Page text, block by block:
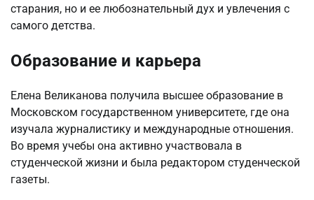
старания, но и ее любознательный дух и увлечения с
самого детства.
Образование и карьера
Елена Великанова получила высшее образование в
Московском государственном университете, где она
изучала журналистику и международные отношения.
Во время учебы она активно участвовала в
студенческой жизни и была редактором студенческой
газеты.